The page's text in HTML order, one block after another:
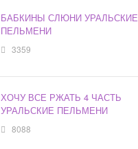
БАБКИНЫ СЛЮНИ УРАЛЬСКИЕ
ПЕЛЬМЕНИ
3359
ХОЧУ ВСЕ РЖАТЬ 4 ЧАСТЬ
УРАЛЬСКИЕ ПЕЛЬМЕНИ
8088